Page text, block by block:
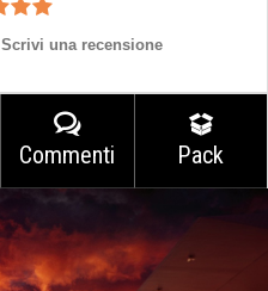
Scrivi una recensione
Commenti Pack